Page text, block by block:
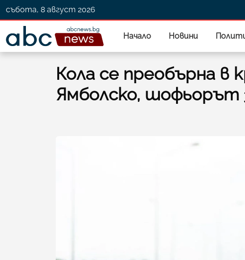
събота, 8 август 2026
Начало Новини
Кола се преобърна в
Ямболско, шофьорът